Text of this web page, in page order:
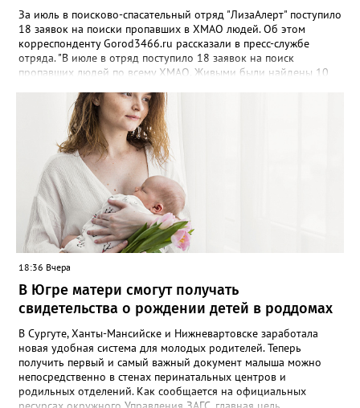
За июль в поисково-спасательный отряд "ЛизаАлерт" поступило
18 заявок на поиски пропавших в ХМАО людей. Об этом
корреспонденту Gorod3466.ru рассказали в пресс-службе
отряда. "В июле в отряд поступило 18 заявок на поиск
пропавших людей по всему ХМАО. Живыми были найдены 10
пресс-службе. В отряде отметили, что до сих пор не нашли трех
пропавших жителей региона, однако их поиски продолжаются -
распространяются ориентировки, проверяются свидетельства.
Ранее Gorod3466.ru сообщал, что большинство случаев
пропажи детей в ХМАО фиксировались в Нижневартовске и
Сургуте.
18:36 Вчера
В Югре матери смогут получать
свидетельства о рождении детей в роддомах
В Сургуте, Ханты-Мансийске и Нижневартовске заработала
новая удобная система для молодых родителей. Теперь
получить первый и самый важный документ малыша можно
непосредственно в стенах перинатальных центров и
родильных отделений. Как сообщается на официальных